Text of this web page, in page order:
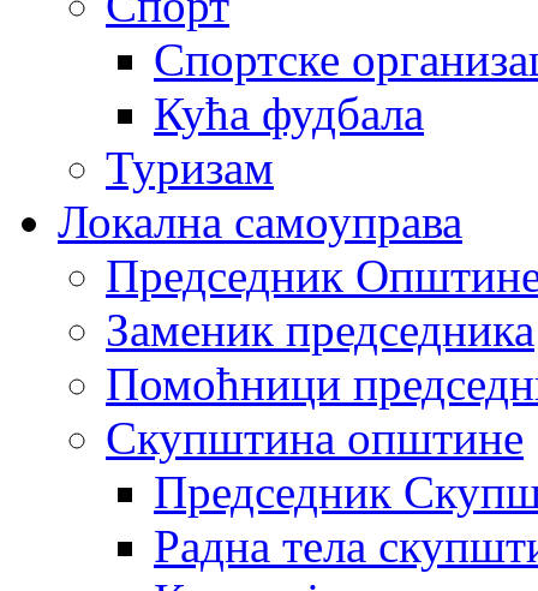
Спортске
Кућа фудбала
Туризам
Локална самоуправа
Председник
Заменик председника
Помоћници
Скупштина општине
Председник
Радна тела